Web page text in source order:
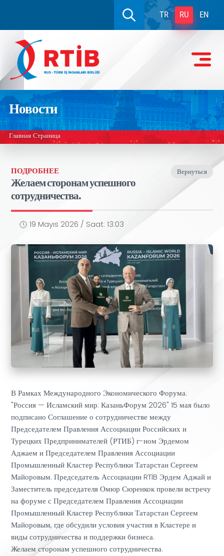
TR RU EN
Новости
Главная Страница
Вернуться
ПОДРОБНЕЕ
Желаем сторонам успешного
сотрудничества.
19 Mayıs 2026 / Saat: 13:03
В Рамках Международного Экономического Форума:
"Россия — Исламский мир: КазаньФорум 2026" 15 мая было
подписано Соглашение о сотрудничестве между
Председателем Правления Ассоциации Российских и
Турецких Предпринимателей (РТИБ) г-ном Эрдемом
Аджаем и Председателем Правления Ассоциации
Промышленный Кластер Республики Татарстан Сергеем
Майоровым. Председатель Ассоциации RTİB Эрдем Аджай и
Заместитель председателя Омюр Сюренкок провели встречу
на форуме с Председателем Правления Ассоциации
Промышленный Кластер Республики Татарстан Сергеем
Майоровым, где обсудили условия участия в Кластере и
виды сотрудничества и поддержки бизнеса.
Желаем сторонам успешного сотрудничества.